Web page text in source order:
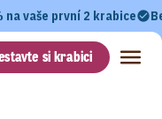
na vaše první 2 krabice
si krabici